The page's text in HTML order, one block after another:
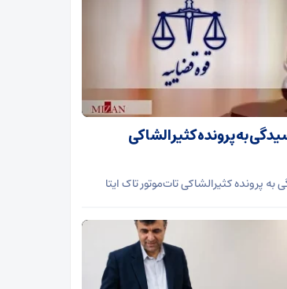
به پرونده کثیرالشاکی
به پرونده کثیرالشاکی تات‌موتور تاک ایتا